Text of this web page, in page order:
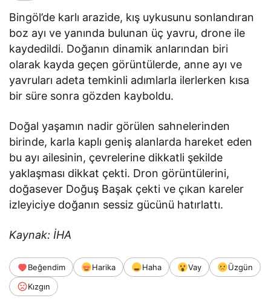
Bingöl’de karlı arazide, kış uykusunu sonlandıran
boz ayı ve yanında bulunan üç yavru, drone ile
kaydedildi. Doğanın dinamik anlarından biri
olarak kayda geçen görüntülerde, anne ayı ve
yavruları adeta temkinli adımlarla ilerlerken kısa
bir süre sonra gözden kayboldu.
Doğal yaşamın nadir görülen sahnelerinden
birinde, karla kaplı geniş alanlarda hareket eden
bu ayı ailesinin, çevrelerine dikkatli şekilde
yaklaşması dikkat çekti. Dron görüntülerini,
doğasever Doğuş Başak çekti ve çıkan kareler
izleyiciye doğanın sessiz gücünü hatırlattı.
Kaynak: İHA
Beğendim Harika Haha Vay
Üzgün
Kızgın